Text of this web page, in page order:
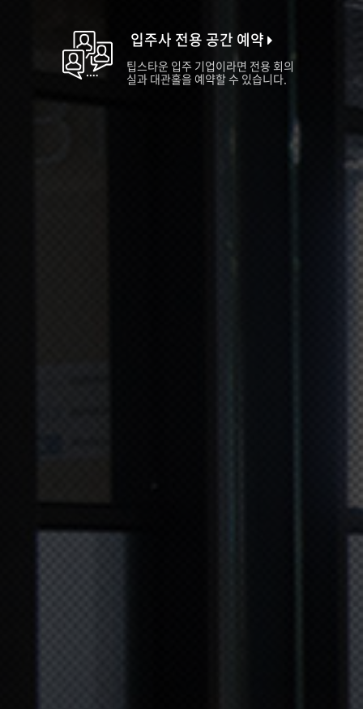
입주사 전용 공간 예약
팁스타운 입주 기업이라면 전용 회의
실과 대관홀을 예약할 수 있습니다.